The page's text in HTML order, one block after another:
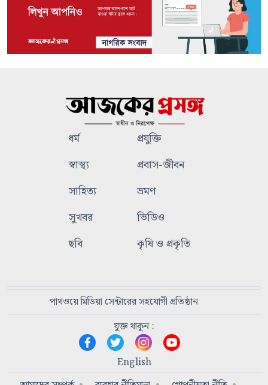
ধর্ম
প্রযুক্তি
স্বাস্থ্য
প্রবাস-জীবন
সাহিত্য
ভ্রমণ
সুখবর
ভিডিও
ছবি
কৃষি ও প্রকৃতি
পাথওয়ে মিডিয়া সেন্টারের সহযোগী প্রতিষ্ঠান
যুক্ত থাকুন :
English